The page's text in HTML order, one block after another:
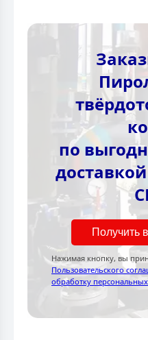
по
Получить
Нажимая кнопку, вы
Пользовательского
обработку